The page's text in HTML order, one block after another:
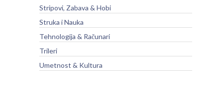
Stripovi, Zabava & Hobi
Struka i Nauka
Tehnologija & Računari
Trileri
Umetnost & Kultura